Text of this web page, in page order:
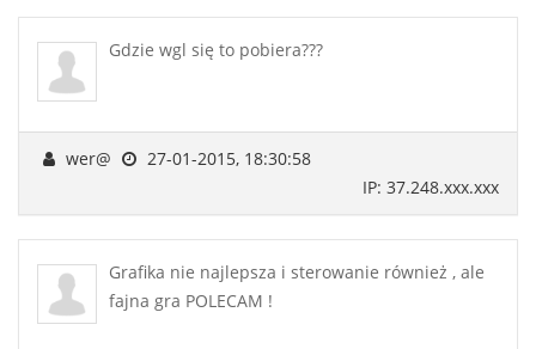
Gdzie wgl się to pobiera???
wer@
27-01-2015, 18:30:58
IP: 37.248.xxx.xxx
Grafika nie najlepsza i sterowanie również , ale
fajna gra POLECAM !